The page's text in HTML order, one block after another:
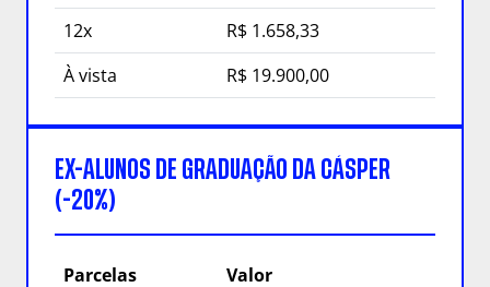
12x
R$ 1.658,33
À vista
R$ 19.900,00
EX-ALUNOS DE GRADUAÇÃO DA CÁSPER
(-20%)
Parcelas
Valor